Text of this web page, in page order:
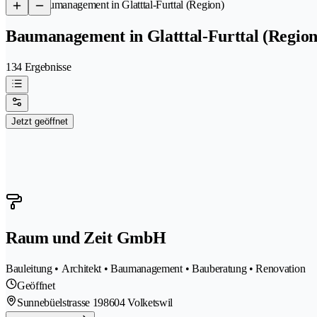
/Baumanagement in Glatttal-Furttal (Region)
Baumanagement in Glatttal-Furttal
134 Ergebnisse
Jetzt geöffnet
Raum und Zeit GmbH
Bauleitung • Architekt • Baumanagement • Bauberatung • Renovation
Geöffnet
Sunnebüelstrasse 198604 Volketswil